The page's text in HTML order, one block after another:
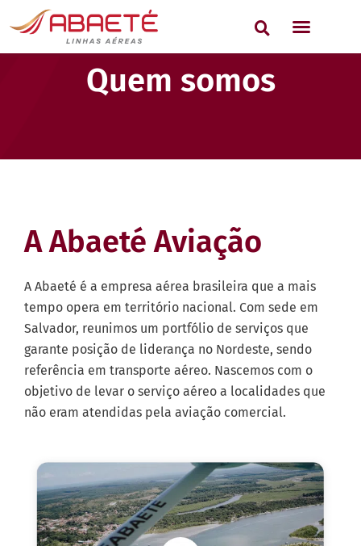
Quem somos
A Abaeté Aviação
A Abaeté é a empresa aérea brasileira que a mais
tempo opera em território nacional. Com sede em
Salvador, reunimos um portfólio de serviços que
garante posição de liderança no Nordeste, sendo
referência em transporte aéreo. Nascemos com o
objetivo de levar o serviço aéreo a localidades que
não eram atendidas pela aviação comercial.